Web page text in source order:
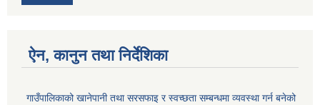
ऐन, कानुन तथा निर्देशिका
गाउँपालिकाको खानेपानी तथा सरसफाइ र स्वच्छता सम्बन्धमा व्यवस्था गर्न बनेको